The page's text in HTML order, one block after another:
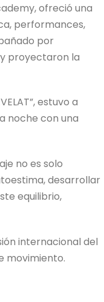
ofreció una
performances,
por
proyectaron la
estuvo a
noche con una
no es solo
desarrollar
equilibrio,
internacional del
movimiento.